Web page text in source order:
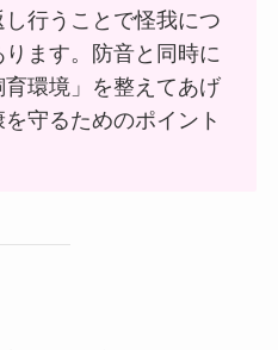
行うことで怪我につ
ます。防音と同時に
育環境」を整えてあげ
守るためのポイント